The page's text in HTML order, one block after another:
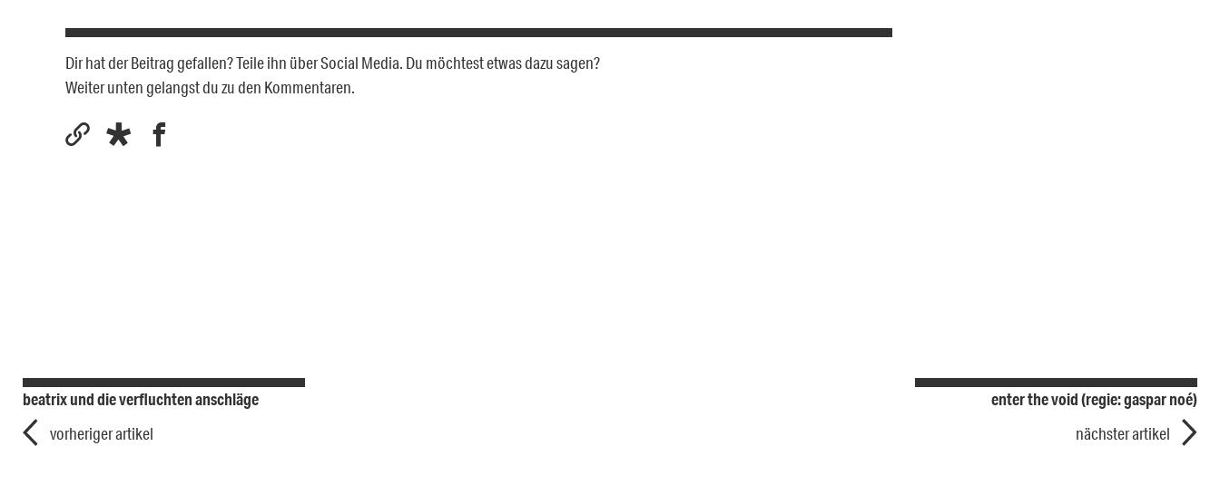
Dir hat der Beitrag gefallen? Teile ihn über Social Media. Du möchtest etwas dazu sagen?
Weiter unten gelangst du zu den Kommentaren.
beatrix und die verfluchten anschläge
vorheriger artikel
enter the void (regie: gaspar noé)
nächster artikel